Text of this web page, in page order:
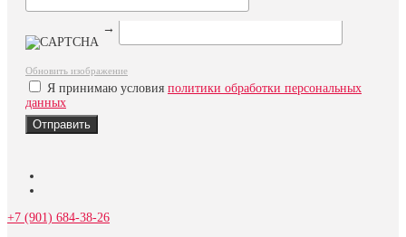
→
Обновить изображение
Я принимаю условия политики обработки персональных
данных
+7 (901) 684-38-26